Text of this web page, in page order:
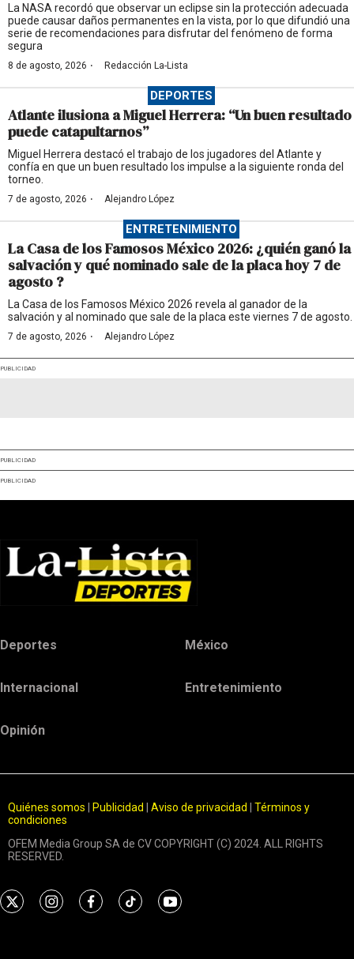
La NASA recordó que observar un eclipse sin la protección adecuada
puede causar daños permanentes en la vista, por lo que difundió una
serie de recomendaciones para disfrutar del fenómeno de forma
segura
8 de agosto, 2026 · Redacción La-Lista
DEPORTES
Atlante ilusiona a Miguel Herrera: “Un buen resultado
puede catapultarnos”
Miguel Herrera destacó el trabajo de los jugadores del Atlante y
confía en que un buen resultado los impulse a la siguiente ronda del
torneo.
7 de agosto, 2026 · Alejandro López
ENTRETENIMIENTO
La Casa de los Famosos México 2026: ¿quién ganó la
salvación y qué nominado sale de la placa hoy 7 de
agosto ?
La Casa de los Famosos México 2026 revela al ganador de la
salvación y al nominado que sale de la placa este viernes 7 de agosto.
7 de agosto, 2026 · Alejandro López
PUBLICIDAD
PUBLICIDAD
PUBLICIDAD
Deportes México
Internacional Entretenimiento
Opinión
Quiénes somos Publicidad Aviso de privacidad
Términos y
condiciones
OFEM Media Group SA de CV COPYRIGHT (C) 2024. ALL RIGHTS
RESERVED.
t
i
f
t
y